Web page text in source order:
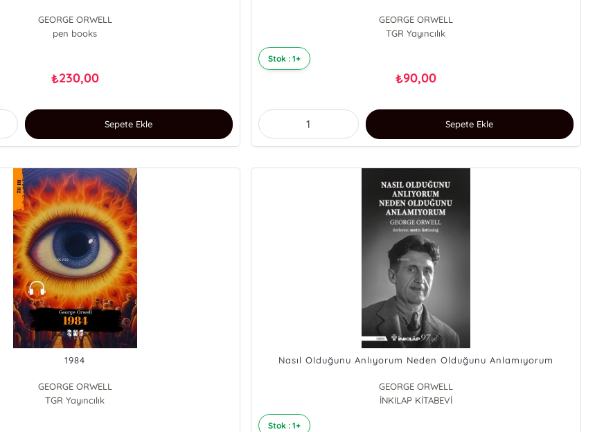
GEORGE ORWELL
pen books
₺230,00
Sepete Ekle
GEORGE ORWELL
TGR Yayıncılık
Stok : 1+
₺90,00
Sepete Ekle
1984
GEORGE ORWELL
TGR Yayıncılık
Nasıl Olduğunu Anlıyorum Neden Olduğunu Anlamıyorum
GEORGE ORWELL
İNKILAP KİTABEVİ
Stok : 1+